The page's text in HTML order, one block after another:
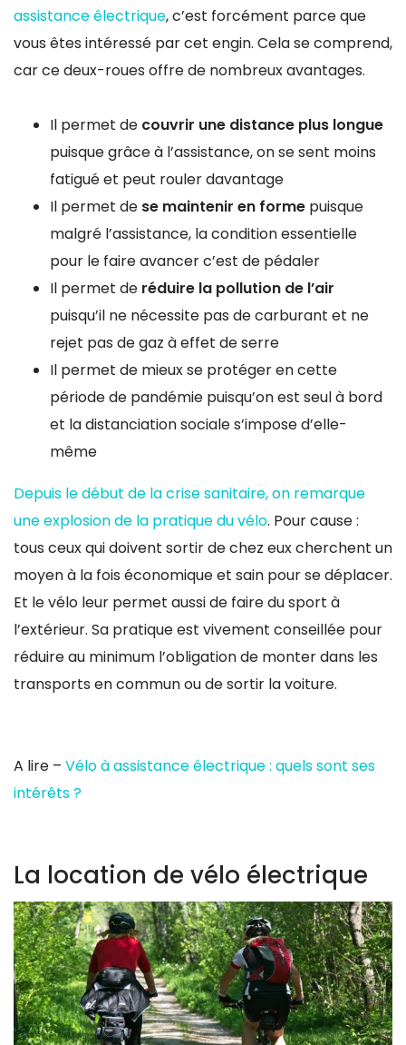
assistance électrique, c’est forcément parce que
vous êtes intéressé par cet engin. Cela se comprend,
car ce deux-roues offre de nombreux avantages.
Il permet de couvrir une distance plus longue
puisque grâce à l’assistance, on se sent moins
fatigué et peut rouler davantage
Il permet de se maintenir en forme puisque
malgré l’assistance, la condition essentielle
pour le faire avancer c’est de pédaler
Il permet de réduire la pollution de l’air
puisqu’il ne nécessite pas de carburant et ne
rejet pas de gaz à effet de serre
Il permet de mieux se protéger en cette
période de pandémie puisqu’on est seul à bord
et la distanciation sociale s’impose d’elle-
même
Depuis le début de la crise sanitaire, on remarque
une explosion de la pratique du vélo. Pour cause :
tous ceux qui doivent sortir de chez eux cherchent un
moyen à la fois économique et sain pour se déplacer.
Et le vélo leur permet aussi de faire du sport à
l’extérieur. Sa pratique est vivement conseillée pour
réduire au minimum l’obligation de monter dans les
transports en commun ou de sortir la voiture.
A lire – Vélo à assistance électrique : quels sont ses
intérêts ?
La location de vélo électrique